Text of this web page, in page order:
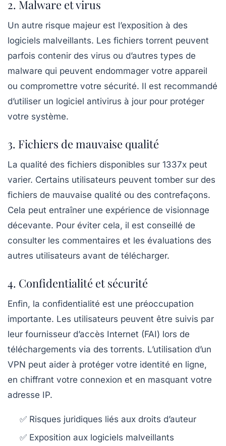
2. Malware et virus
Un autre risque majeur est l’exposition à des
logiciels malveillants. Les fichiers torrent peuvent
parfois contenir des virus ou d’autres types de
malware qui peuvent endommager votre appareil
ou compromettre votre sécurité. Il est recommandé
d’utiliser un logiciel antivirus à jour pour protéger
votre système.
3. Fichiers de mauvaise qualité
La qualité des fichiers disponibles sur 1337x peut
varier. Certains utilisateurs peuvent tomber sur des
fichiers de mauvaise qualité ou des contrefaçons.
Cela peut entraîner une expérience de visionnage
décevante. Pour éviter cela, il est conseillé de
consulter les commentaires et les évaluations des
autres utilisateurs avant de télécharger.
4. Confidentialité et sécurité
Enfin, la confidentialité est une préoccupation
importante. Les utilisateurs peuvent être suivis par
leur fournisseur d’accès Internet (FAI) lors de
téléchargements via des torrents. L’utilisation d’un
VPN peut aider à protéger votre identité en ligne,
en chiffrant votre connexion et en masquant votre
adresse IP.
✅ Risques juridiques liés aux droits d’auteur
✅ Exposition aux logiciels malveillants